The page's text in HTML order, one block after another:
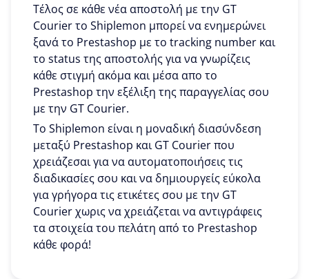
Τέλος σε κάθε νέα αποστολή με την GT
Courier το Shiplemon μπορεί να ενημερώνει
ξανά το Prestashop με το tracking number και
το status της αποστολής για να γνωρίζεις
κάθε στιγμή ακόμα και μέσα απο το
Prestashop την εξέλιξη της παραγγελίας σου
με την GT Courier.
To Shiplemon είναι η μοναδική διασύνδεση
μεταξύ Prestashop και GT Courier που
χρειάζεσαι για να αυτοματοποιήσεις τις
διαδικασίες σου και να δημιουργείς εύκολα
για γρήγορα τις ετικέτες σου με την GT
Courier χωρις να χρειάζεται να αντιγράφεις
τα στοιχεία του πελάτη από το Prestashop
κάθε φορά!